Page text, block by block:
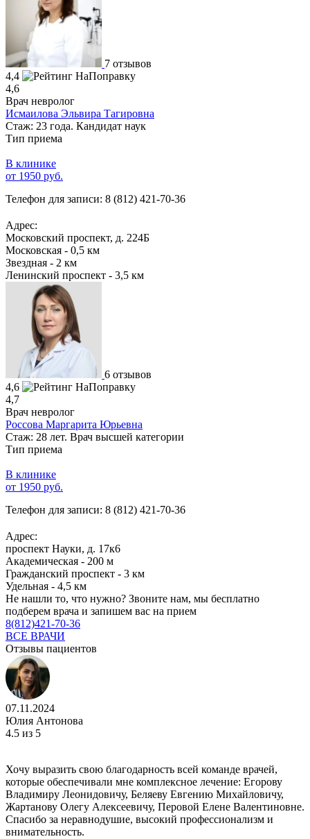
7 отзывов
4,4
4,6
Врач невролог
Исмаилова Эльвира Тагировна
Стаж: 23 года. Кандидат наук
Тип приема
В клинике
от 1950 руб.
Телефон для записи: 8 (812) 421-70-36
Адрес:
Московский проспект, д. 224Б
Московская - 0,5 км
Звездная - 2 км
Ленинский проспект - 3,5 км
6 отзывов
4,6
4,7
Врач невролог
Россова Маргарита Юрьевна
Стаж: 28 лет. Врач высшей категории
Тип приема
В клинике
от 1950 руб.
Телефон для записи: 8 (812) 421-70-36
Адрес:
проспект Науки, д. 17к6
Академическая - 200 м
Гражданский проспект - 3 км
Удельная - 4,5 км
Не нашли то, что нужно? Звоните нам, мы бесплатно
подберем врача и запишем вас на прием
8(812)421-70-36
ВСЕ ВРАЧИ
Отзывы пациентов
07.11.2024
Юлия Антонова
4.5 из 5
Хочу выразить свою благодарность всей команде врачей,
которые обеспечивали мне комплексное лечение: Егорову
Владимиру Леонидовичу, Беляеву Евгению Михайловичу,
Жартанову Олегу Алексеевичу, Перовой Елене Валентиновне.
Спасибо за неравнодушие, высокий профессионализм и
внимательность.